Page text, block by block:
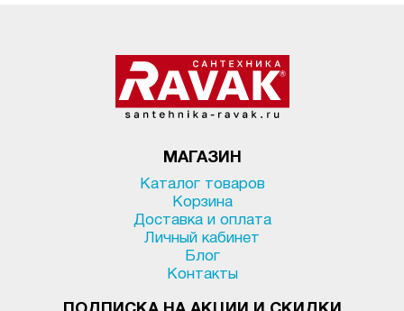
МАГАЗИН
Каталог товаров
Корзина
Доставка и оплата
Личный кабинет
Блог
Контакты